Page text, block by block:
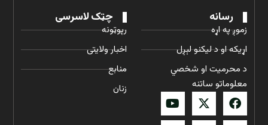
رسانه
زموږ په اړه
اړیکه او د لیکنو لېږل
د محرمیت او شخصي
معلوماتو ساتنه
چټک لاسرسی
رپوټونه
اخبار ولایتی
منابع
زنان